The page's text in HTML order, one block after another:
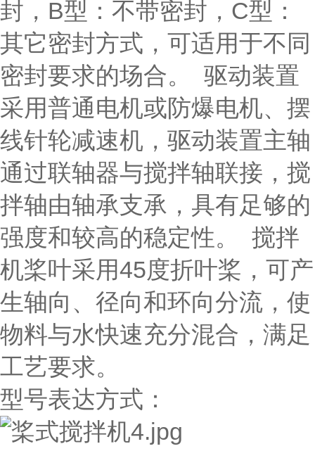
封，B型：不带密封，C型：
其它密封方式，可适用于不同
密封要求的场合。 驱动装置
采用普通电机或防爆电机、摆
线针轮减速机，驱动装置主轴
通过联轴器与搅拌轴联接，搅
拌轴由轴承支承，具有足够的
强度和较高的稳定性。 搅拌
机桨叶采用45度折叶桨，可产
生轴向、径向和环向分流，使
物料与水快速充分混合，满足
工艺要求。
型号表达方式：